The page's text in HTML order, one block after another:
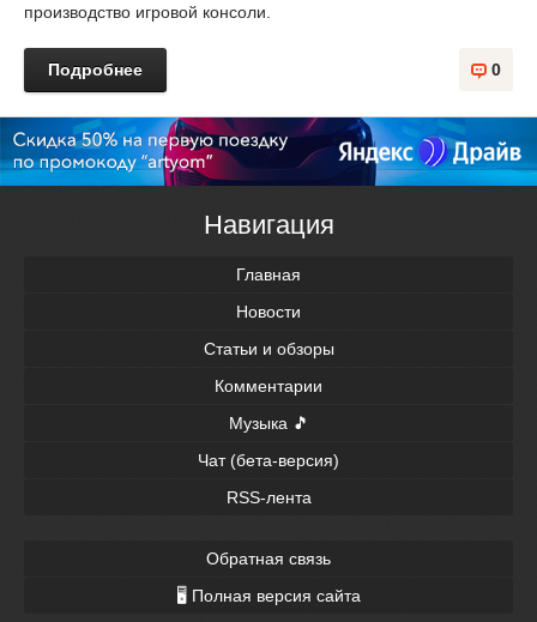
производство игровой консоли.
Подробнее 0
Навигация
Главная
Новости
Статьи и обзоры
Комментарии
Музыка 🎵
Чат (бета-версия)
RSS-лента
Обратная связь
🖥 Полная версия сайта